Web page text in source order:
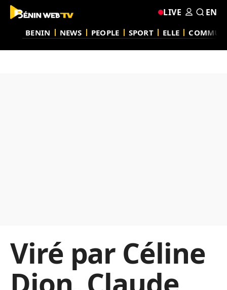
BENIN NEWS PEOPLE SPORT ELLE
LIVE EN
Viré par Céline